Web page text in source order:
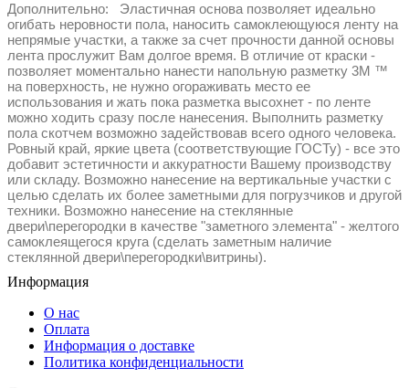
Дополнительно: Эластичная основа позволяет идеально
огибать неровности пола, наносить самоклеющуюся ленту на
непрямые участки, а также за счет прочности данной основы
лента прослужит Вам долгое время. В отличие от краски -
позволяет моментально нанести напольную разметку 3М ™
на поверхность, не нужно огораживать место ее
использования и жать пока разметка высохнет - по ленте
можно ходить сразу после нанесения. Выполнить разметку
пола скотчем возможно задействовав всего одного человека.
Ровный край, яркие цвета (соответствующие ГОСТу) - все это
добавит эстетичности и аккуратности Вашему производству
или складу. Возможно нанесение на вертикальные участки с
целью сделать их более заметными для погрузчиков и другой
техники. Возможно нанесение на стеклянные
двери\перегородки в качестве "заметного элемента" - желтого
самоклеящегося круга (сделать заметным наличие
стеклянной двери\перегородки\витрины).
Информация
О нас
Оплата
Информация о доставке
Политика конфиденциальности